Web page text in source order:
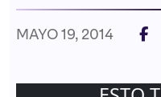
MAYO 19, 2014